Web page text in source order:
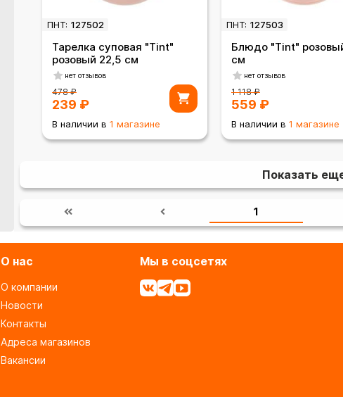
ПНТ: 127502
Тарелка суповая "Tint"
розовый 22,5 см
нет отзывов
478₽
239 ₽
В наличии в 1 магазине
ПНТ: 127503
Блюдо "Tint"
см
нет отзывов
1 118₽
559 ₽
В наличии в 1 магазине
Показать
1
О нас
О компании
Новости
Контакты
Адреса магазинов
Вакансии
Мы в соцсетях